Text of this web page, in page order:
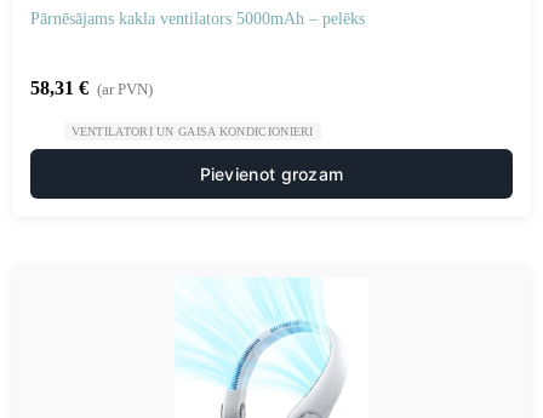
Pārnēsājams kakla ventilators 5000mAh – pelēks
58,31 € (ar PVN)
VENTILATORI UN GAISA KONDICIONIERI
Pievienot grozam